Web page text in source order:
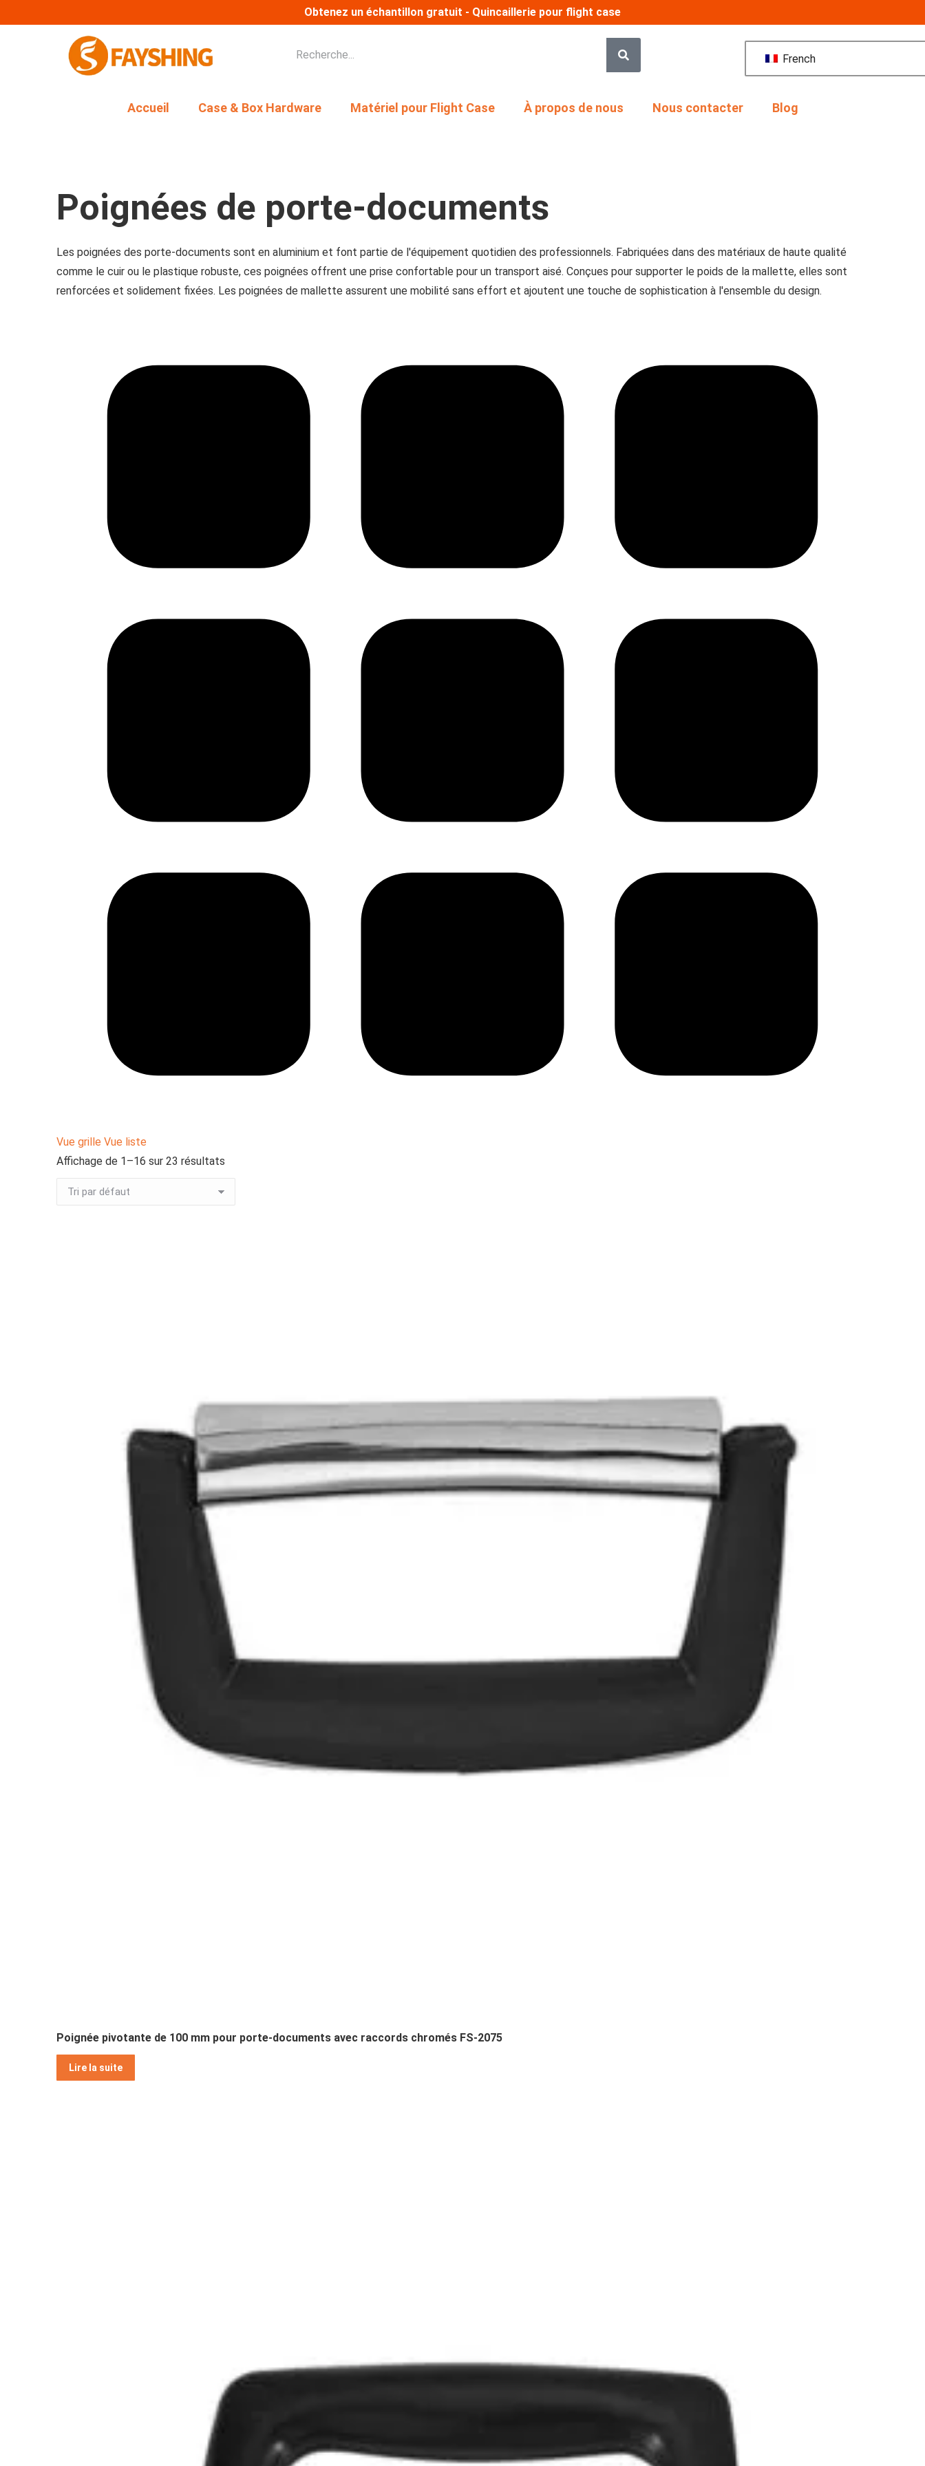
Obtenez un échantillon gratuit - Quincaillerie pour flight case
French
Accueil Case & Box Hardware Matériel pour Flight Case À propos de nous Nous contacter Blog
Poignées de porte-documents
Les poignées des porte-documents sont en aluminium et font partie de l'équipement quotidien des professionnels. Fabriquées dans des matériaux de haute qualité
comme le cuir ou le plastique robuste, ces poignées offrent une prise confortable pour un transport aisé. Conçues pour supporter le poids de la mallette, elles sont
renforcées et solidement fixées. Les poignées de mallette assurent une mobilité sans effort et ajoutent une touche de sophistication à l'ensemble du design.
Vue grille Vue liste
Affichage de 1–16 sur 23 résultats
Poignée pivotante de 100 mm pour porte-documents avec raccords chromés FS-2075
Lire la suite